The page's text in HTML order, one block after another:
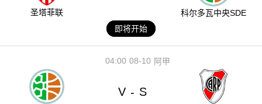
圣塔菲联
科尔多瓦中央SDE
即将开始
08-10
04:00 阿甲
V - S